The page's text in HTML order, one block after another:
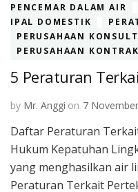
PENCEMAR DALAM AIR
IPAL DOMESTIK
PERUSAHAAN
PERUSAHAAN
5 Peraturan
by Mr. Anggi on 7
Daftar Peraturan
Hukum Kepatuhan
yang menghasilkan air
Peraturan Terkait